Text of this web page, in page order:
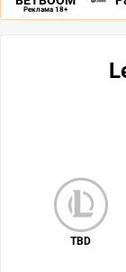
Реклама 18+
TBD